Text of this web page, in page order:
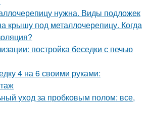
нужна. Виды подложек
крышу под металлочерепицу. Когда
постройка беседки с печью
4 на 6 своими руками:
уход за пробковым полом: все,